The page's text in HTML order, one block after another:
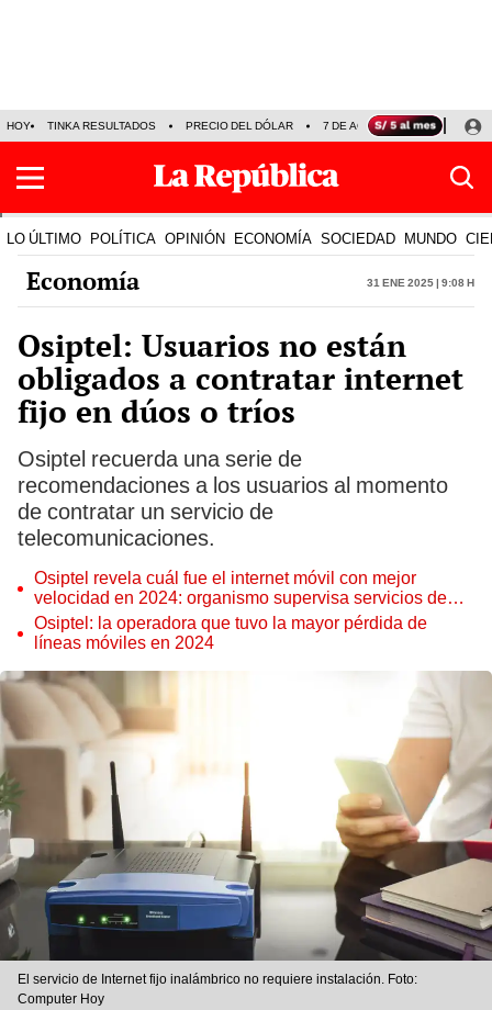
HOY TINKA RESULTADOS PRECIO DEL DÓLAR 7 DE AGOSTO OLLANTA
LO ÚLTIMO POLÍTICA OPINIÓN ECONOMÍA SOCIEDAD MUNDO
Economía 31 Ene 2025 | 9:08 h
Osiptel: Usuarios no están
obligados a contratar internet
fijo en dúos o tríos
Osiptel recuerda una serie de
recomendaciones a los usuarios al momento
de contratar un servicio de
telecomunicaciones.
Osiptel revela cuál fue el internet móvil con mejor
velocidad en 2024: organismo supervisa servicios de
telecomunicaciones en Perú
Osiptel: la operadora que tuvo la mayor pérdida de
líneas móviles en 2024
El servicio de Internet fijo inalámbrico no requiere instalación. Foto:
Computer Hoy